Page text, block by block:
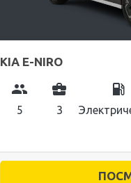
KIA E-NIRO
group
5
business_center
3
local_gas_station